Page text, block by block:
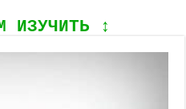
ИЗУЧИТЬ ↕️